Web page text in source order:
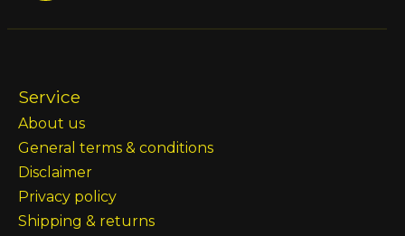
Service
About us
General terms & conditions
Disclaimer
Privacy policy
Shipping & returns